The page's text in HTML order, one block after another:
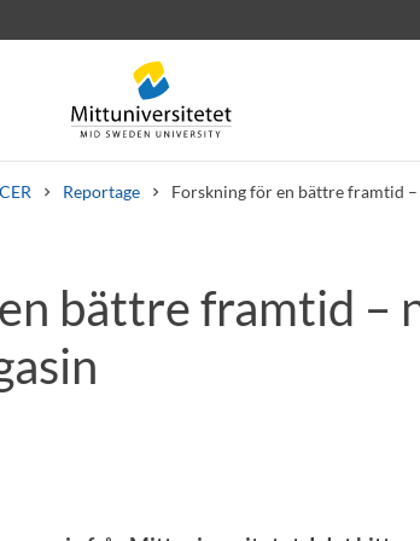
Reportage Forskning för en bättre framtid
Lediga jobbbättre framtid –